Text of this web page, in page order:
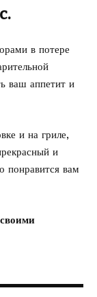
в потере
ваш аппетит и
и на гриле,
и
понравится вам